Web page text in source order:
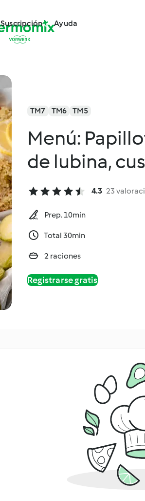
Suscripción Ayuda
TM7 TM6 TM5
Menú:
de lubina,
4.3 23
Prep. 10min
Total 30min
2 raciones
Registrarse gratis